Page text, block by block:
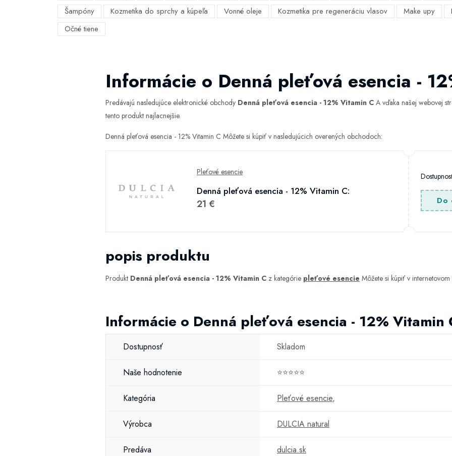
Šampóny
Kozmetika do sprchy a kúpeľa Vonné oleje Kozmetika pre regeneráciu vlasov Make upy
Očné tiene
Informácie o Denná pleťová esencia -
Predávajú nasledujúce elektronické obchody Denná pleťová esencia - 12% Vitamin C A vďaka našej webovej
tento produkt najlacnejšie.
Denná pleťová esencia - 12% Vitamin C Môžete si kúpiť v nasledujúcich overených obchodoch:
Pleťové esencie
Denná pleťová esencia - 12% Vitamin C:
21 € Do
popis produktu
Produkt Denná pleťová esencia - 12% Vitamin C z kategórie pleťové esencie Môžete si kúpiť v
Informácie o Denná pleťová esencia - 12% Vitamin
Dostupnosť Skladom
Naše hodnotenie ⭐⭐⭐⭐⭐
Kategória Pleťové esencie,
Výrobca DULCIA natural
Predáva dulcia.sk